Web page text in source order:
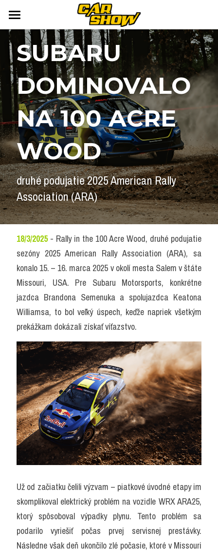
DOMOV
AUTONEWS
AUKCIE
ARCHÍV
NEWSLETTER
KONTAKT
ŠPORT
ČLÁNKY
KALENDÁR
Přihlášení/Registrace účtu
Vyhledávání
SUBARU
DOMINOVALO
NA 100 ACRE
WOOD
druhé podujatie 2025 American Rally
Association (ARA)
18/3/2025 - Rally in the 100 Acre Wood, druhé podujatie
sezóny 2025 American Rally Association (ARA), sa
konalo 15. – 16. marca 2025 v okolí mesta Salem v štáte
Missouri, USA. Pre Subaru Motorsports, konkrétne
jazdca Brandona Semenuka a spolujazdca Keatona
Williamsa, to bol veľký úspech, keďže napriek všetkým
prekážkam dokázali získať víťazstvo.
Už od začiatku čelili výzvam – piatkové úvodné etapy im
skomplikoval elektrický problém na vozidle WRX ARA25,
ktorý spôsoboval výpadky plynu. Tento problém sa
podarilo vyriešiť počas prvej servisnej prestávky.
Následne však deň ukončilo zlé počasie, ktoré v Missouri